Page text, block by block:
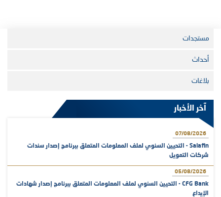
مستجدات
أحداث
بلاغات
آخر الأخبار
07/08/2026
Salafin - التحيين السنوي لملف المعلومات المتعلق ببرنامج إصدار سندات
شركات التمويل
05/08/2026
CFG Bank - التحيين السنوي لملف المعلومات المتعلق ببرنامج إصدار شهادات
الإيداع